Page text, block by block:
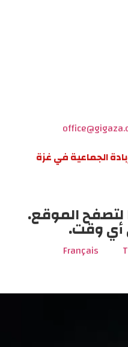
الجماعية في غزة
لتصفح الموقع.
أي وقت.
Français